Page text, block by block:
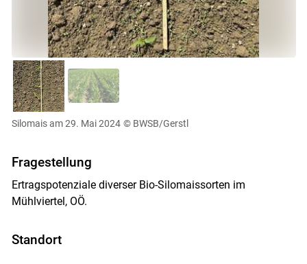
Silomais am 29. Mai 2024 © BWSB/Gerstl
Fragestellung
Ertragspotenziale diverser Bio-Silomaissorten im
Mühlviertel, OÖ.
Standort